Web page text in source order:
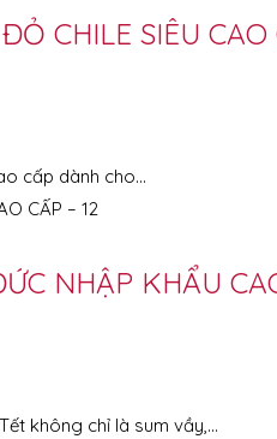
CHILE SIÊU
cấp dành cho…
NHẬP KHẨU
Tết không chỉ là sum vầy,…